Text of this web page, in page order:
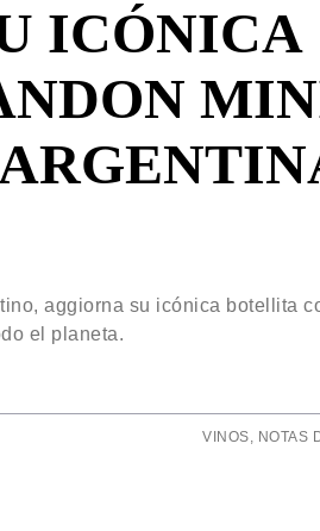
ICÓNICA
aggiorna su icónica botellita
el planeta.
VINOS, NOTAS